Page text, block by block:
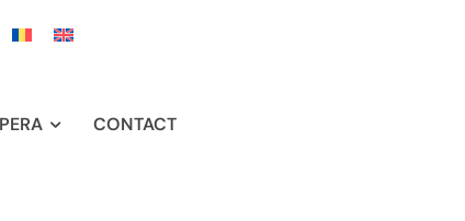
CONTACT